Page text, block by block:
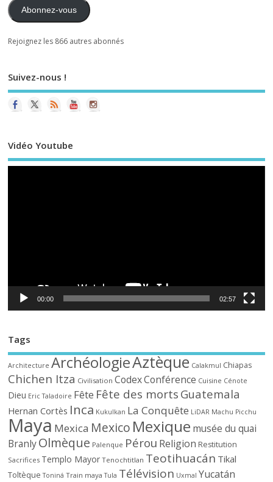
Abonnez-vous
Rejoignez les 866 autres abonnés
Suivez-nous !
Vidéo Youtube
00:00 02:57
Tags
Architecture ArchéologieAztèque Calakmul Chiapas
Chichen Itza Civilisation CodexConférence Cuisine Cénote
Dieu Eric Taladoire Fête Fête des morts Guatemala
Hernan Cortès Inca Kukulkan La Conquête LiDAR Machu Picchu
Maya Mexica Mexico Mexique musée du quai
BranlyOlmèque Palenque Pérou Religion Restitution
Sacrifices Templo Mayor Tenochtitlan Teotihuacán Tikal
Toltèque Toniná Train maya Tula Télévision Uxmal Yucatán